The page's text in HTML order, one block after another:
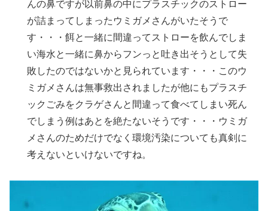
んの鼻ですが以前鼻の中にプラスチックのストロー
が詰まってしまったウミガメさんがいたそうで
す・・・餌と一緒に間違ってストローを飲んでしま
い海水と一緒に鼻からフンっと吐き出そうとして失
敗したのではないかと見られています・・・このウ
ミガメさんは無事救出されましたが他にもプラスチ
ックごみをクラゲさんと間違って食べてしまい死ん
でしまう例はあとを絶たないそうです・・・ウミガ
メさんのためだけでなく環境汚染についても真剣に
考えないといけないですね。